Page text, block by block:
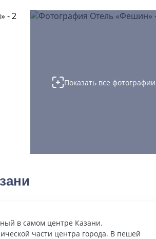
Показать все фотографии
в самом центре Казани.
части центра города. В пешей